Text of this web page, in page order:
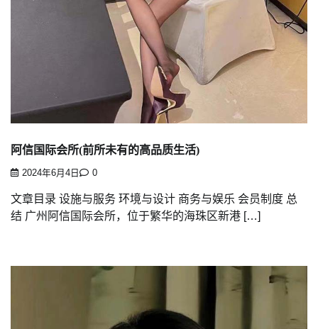
阿信国际会所(前所未有的高品质生活)
2024年6月4日 0
文章目录 设施与服务 环境与设计 商务与娱乐 会员制度 总
结 广州阿信国际会所，位于繁华的海珠区新港 […]